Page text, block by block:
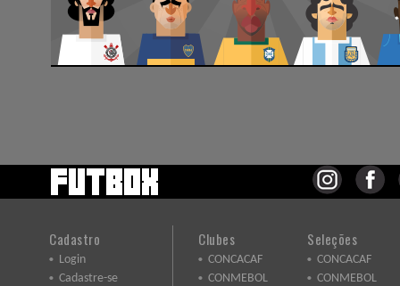
Cadastro
Login
Cadastre-se
Clubes
CONCACAF
CONMEBOL
Seleções
CONCACAF
CONMEBOL